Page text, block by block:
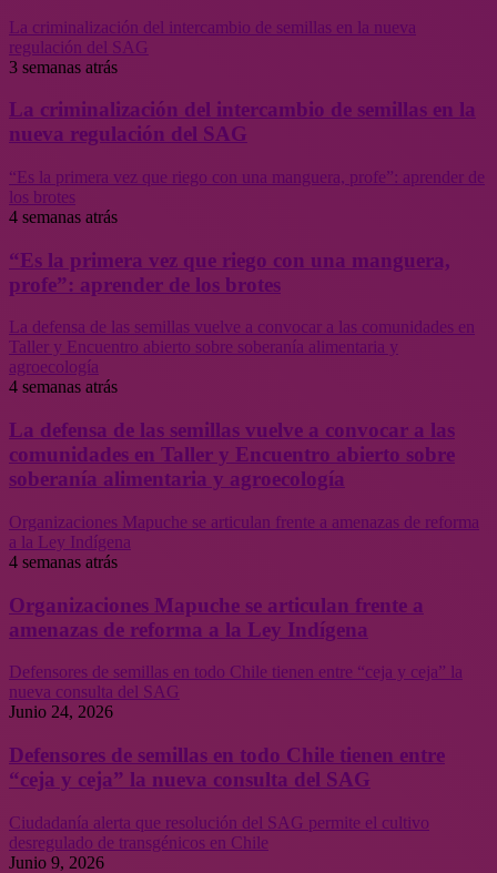
La criminalización del intercambio de semillas en la nueva
regulación del SAG
3 semanas atrás
La criminalización del intercambio de semillas en la
nueva regulación del SAG
“Es la primera vez que riego con una manguera, profe”: aprender de
los brotes
4 semanas atrás
“Es la primera vez que riego con una manguera,
profe”: aprender de los brotes
La defensa de las semillas vuelve a convocar a las comunidades en
Taller y Encuentro abierto sobre soberanía alimentaria y
agroecología
4 semanas atrás
La defensa de las semillas vuelve a convocar a las
comunidades en Taller y Encuentro abierto sobre
soberanía alimentaria y agroecología
Organizaciones Mapuche se articulan frente a amenazas de reforma
a la Ley Indígena
4 semanas atrás
Organizaciones Mapuche se articulan frente a
amenazas de reforma a la Ley Indígena
Defensores de semillas en todo Chile tienen entre “ceja y ceja” la
nueva consulta del SAG
Junio 24, 2026
Defensores de semillas en todo Chile tienen entre
“ceja y ceja” la nueva consulta del SAG
Ciudadanía alerta que resolución del SAG permite el cultivo
desregulado de transgénicos en Chile
Junio 9, 2026